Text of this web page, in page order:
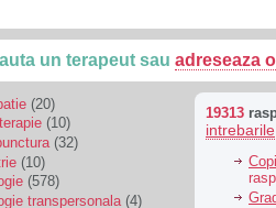
un terapeut sau adreseaza
(20)
(10)
(32)
(10)
(578)
transpersonala (4)
19313
intrebarile